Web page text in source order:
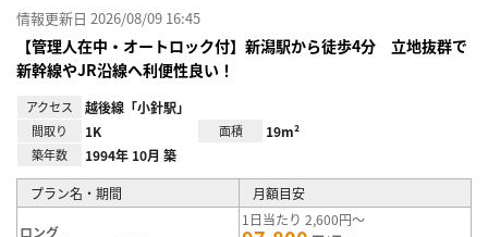
情報更新日 2026/08/09 16:45
【管理人在中・オートロック付】新潟駅から徒歩4分 立地抜群で
新幹線やJR沿線へ利便性良い！
アクセス 越後線「小針駅」
間取り 1K 面積 19m²
築年数 1994年 10月 築
プラン名・期間 月額目安
ロング
1日当たり 2,600円～